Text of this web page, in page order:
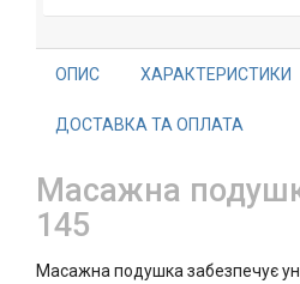
ОПИС ХАРАКТЕРИСТИКИ
ДОСТАВКА ТА ОПЛАТА
Масажна
145
Масажна подушка забезпечує